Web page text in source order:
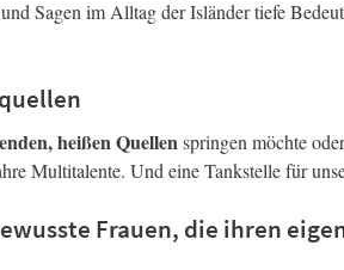
Sagen im Alltag der Isländer tiefe
heißen Quellenspringen möchte
Multitalente. Und eine Tankstelle für
Frauen, die ihren